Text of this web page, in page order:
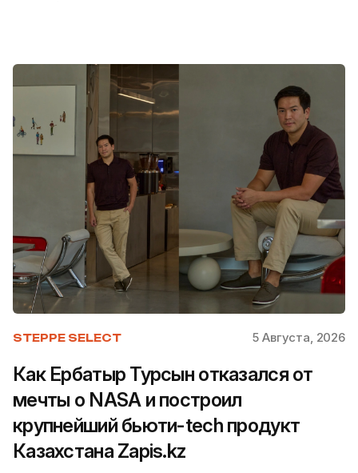
STEPPE SELECT 5 Августа, 2026
Как Ербатыр Турсын отказался от
мечты о NASA и построил
крупнейший бьюти-tech продукт
Казахстана Zapis.kz